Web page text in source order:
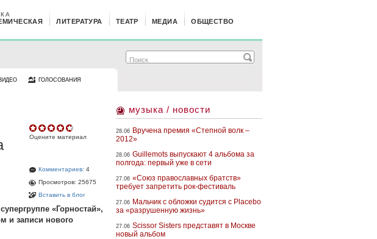
ЛИТЕРАТУРА ТЕАТР МЕДИА ОБЩЕСТВО
ГОЛОСОВАНИЯ
Оцените материал
Комментариев: 4
Просмотров: 25675
Вставить в блог
«Горностай»,
и записи нового
музыка / новости
28.06 Вручена премия «Степной волк –
2012»
28.06 Guillemots выпускают 4 альбома за
полгода: первый уже в сети
27.06 «Союз православных братств»
требует запретить рок-фестиваль
27.06 Мальчик с обложки судится с Placebo
за «разрушенную жизнь»
27.06 Scissor Sisters представят в Москве
новый альбом